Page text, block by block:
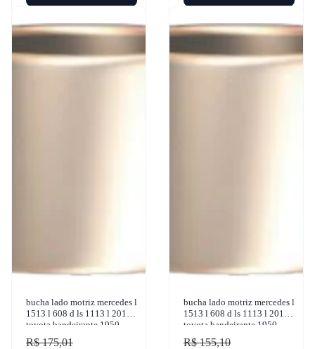
bucha lado motriz mercedes l
1513 l 608 d ls 1113 l 2013
toyota bandeirante 1950-
2001 sulcarbon
R$ 175,01
bucha lado motriz mercedes l
1513 l 608 d ls 1113 l 2013
toyota bandeirante 1950-
2001 sulcarbon - sc067-3x
R$ 155,10